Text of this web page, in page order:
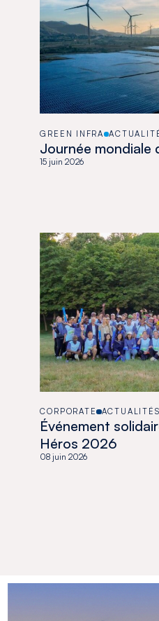
GREEN INFRA
Journée mondiale
15 juin 2026
CORPORATE ACTUALITÉS
Événement
Héros 2026
08 juin 2026